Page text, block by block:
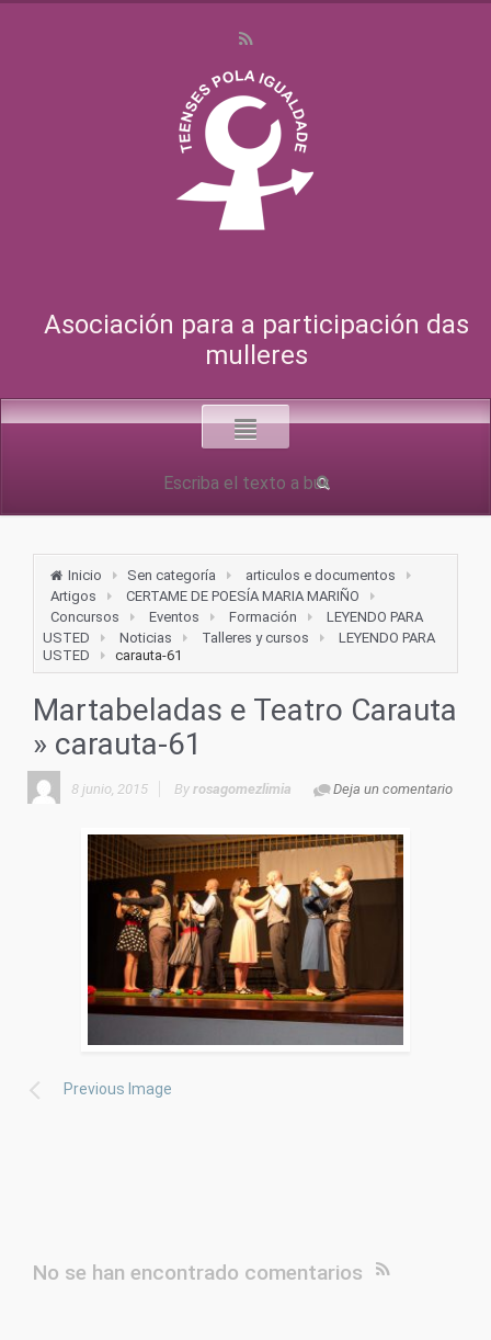
Asociación para a participación das
mulleres
Inicio Sen categoría
articulos e documentos
Artigos
CERTAME DE POESÍA MARIA MARIÑO
Concursos
Eventos Formación
LEYENDO PARA
USTED
Noticias Talleres y cursos
LEYENDO PARA
USTED
carauta-61
Martabeladas e Teatro Carauta
» carauta-61
8 junio, 2015 Deja un comentario
By rosagomezlimia
Previous Image
No se han encontrado comentarios